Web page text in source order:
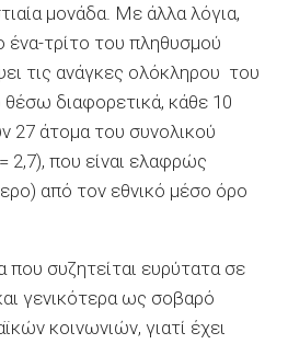
μονάδα. Με άλλα λόγια,
τρίτο του πληθυσμού
τις ανάγκες ολόκληρου του
διαφορετικά, κάθε 10
27 άτομα του συνολικού
2,7), που είναι ελαφρώς
από τον εθνικό μέσο όρο
που συζητείται ευρύτατα σε
γενικότερα ως σοβαρό
κοινωνιών, γιατί έχει